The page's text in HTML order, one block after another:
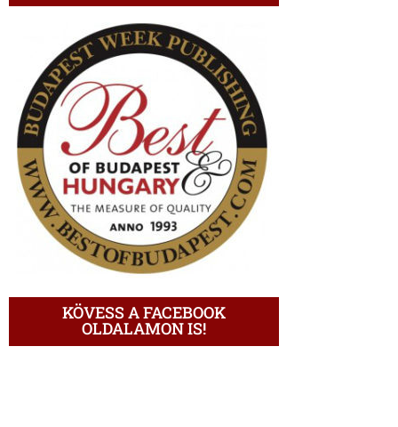
KÖVESS A FACEBOOK
OLDALAMON IS!